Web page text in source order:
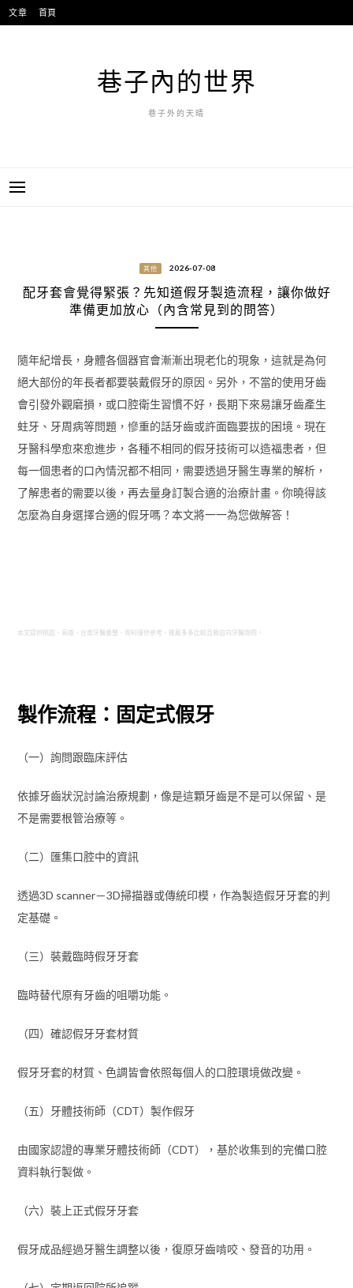
跳
至
文章 首頁
巷子內的世界
巷子外的天晴
其他 2026-07-08
配牙套會覺得緊張？先知道假牙製造流程，讓你做好
準備更加放心（內含常見到的問答）
隨年紀增長，身體各個器官會漸漸出現老化的現象，這就是為何
絕大部份的年長者都要裝戴假牙的原因。另外，不當的使用牙齒
會引發外觀磨損，或口腔衛生習慣不好，長期下來易讓牙齒產生
蛀牙、牙周病等問題，慘重的話牙齒或許面臨要拔的困境。現在
牙醫科學愈來愈進步，各種不相同的假牙技術可以造福患者，但
每一個患者的口內情況都不相同，需要透過牙醫生專業的解析，
了解患者的需要以後，再去量身訂製合適的治療計畫。你曉得該
怎麼為自身選擇合適的假牙嗎？本文將一一為您做解答！
本文提供桃園、高雄、台南牙醫彙整，資料僅供參考，推薦多多比較且親自向牙醫詢問。
製作流程：固定式假牙
（一）詢問跟臨床評估
依據牙齒狀況討論治療規劃，像是這顆牙齒是不是可以保留、是
不是需要根管治療等。
（二）匯集口腔中的資訊
透過3D scanner－3D掃描器或傳統印模，作為製造假牙牙套的判
定基礎。
（三）裝戴臨時假牙牙套
臨時替代原有牙齒的咀嚼功能。
（四）確認假牙牙套材質
假牙牙套的材質、色調皆會依照每個人的口腔環境做改變。
（五）牙體技術師（CDT）製作假牙
由國家認證的專業牙體技術師（CDT），基於收集到的完備口腔
資料執行製做。
（六）裝上正式假牙牙套
假牙成品經過牙醫生調整以後，復原牙齒啃咬、發音的功用。